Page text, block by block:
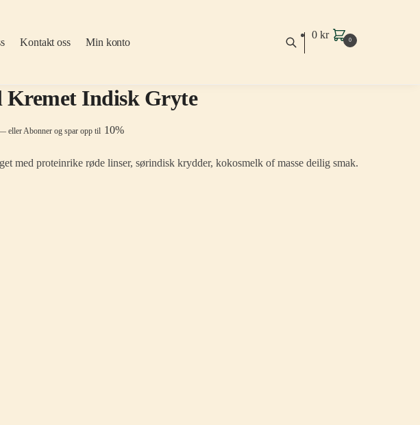
Kontakt oss Min konto
0kr 0
Kremet Indisk Gryte
eller Abonner og spar opp til 10%
med proteinrike røde linser, sørindisk krydder, kokosmelk of masse deilig smak.